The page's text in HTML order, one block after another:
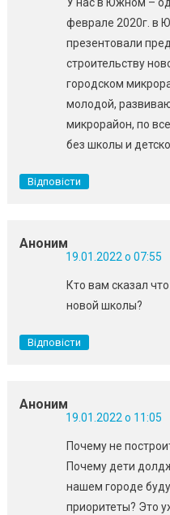
У нас в Южном –
феврале 2020г. в
презентовали
строительству
городском
молодой,
микрорайон, по
без школы и
Відповісти
Аноним
19.01.2022 о 07:55
Кто вам сказал
новой школы?
Відповісти
Аноним
19.01.2022 о 11:05
Почему не
Почему дети
нашем городе
приоритеты? Это